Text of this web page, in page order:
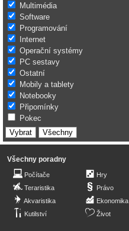
Multimédia
Software
Programování
Internet
Operační systémy
PC sestavy
Ostatní
Mobily a tablety
Notebooky
Připomínky
Pokec
Všechny poradny
Počítače
Teraristika
Akvaristika
Kutilství
Hry
Právo
Ekonomika
Život